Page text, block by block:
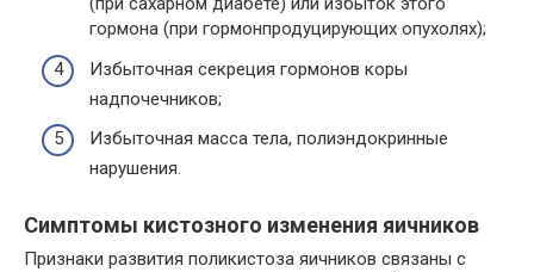
гормона (при гормонпродуцирующих опухолях);
Избыточная секреция гормонов коры
надпочечников;
Избыточная масса тела, полиэндокринные
нарушения.
Симптомы кистозного изменения яичников
Признаки развития поликистоза яичников связаны с